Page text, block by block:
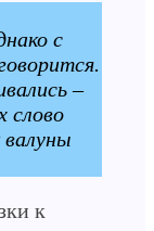
с
–
слово
к